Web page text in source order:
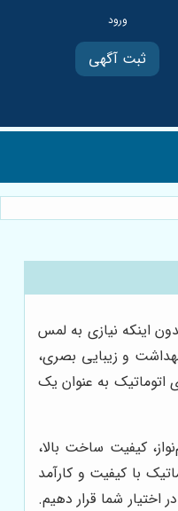
ثبت آگهی
اینکه نیازی به لمس
و زیبایی بصری،
اتوماتیک به عنوان یک
کیفیت ساخت بالا،
با کیفیت و کارآمد
اختیار شما قرار دهیم.